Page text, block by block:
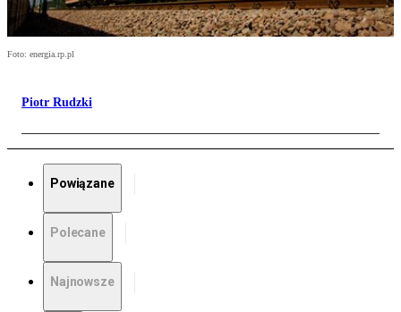
Foto: energia.rp.pl
Piotr Rudzki
Powiązane
Polecane
Najnowsze